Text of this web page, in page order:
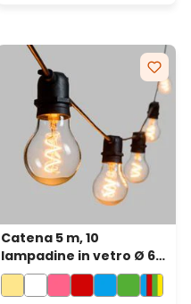
Catena 5 m, 10
lampadine in vetro Ø 60
mm, led bianco caldo a
spirale, prolungabile